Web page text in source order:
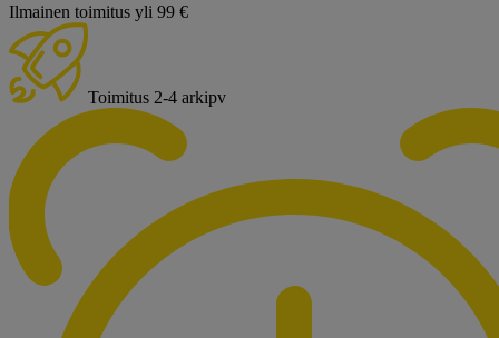
Ilmainen toimitus yli 99 €
Toimitus 2-4 arkipv